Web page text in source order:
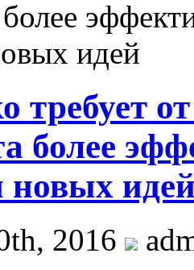
требует
более
новых
2016